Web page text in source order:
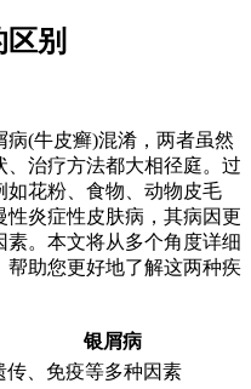
别
(牛皮癣)混淆，两者虽然
治疗方法都大相径庭。过
如花粉、食物、动物皮毛
炎症性皮肤病，其病因更
。本文将从多个角度详细
帮助您更好地了解这两种疾
银屑病
传、免疫等多种因素